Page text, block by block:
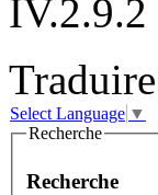
IV.2.9.2
Select Language ▼
Recherche
Recherche